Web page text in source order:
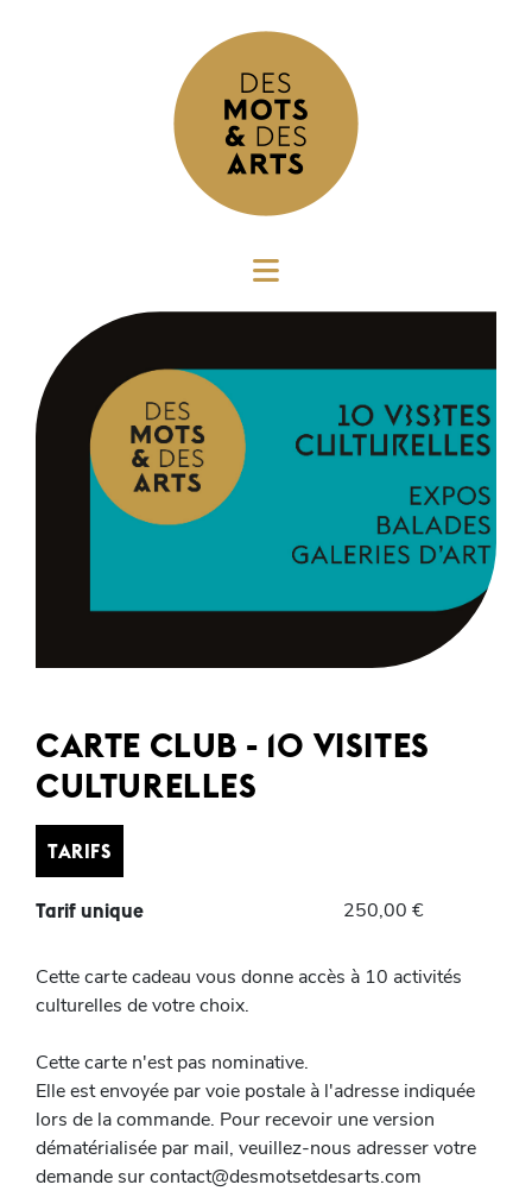
CARTE CLUB - 10 VISITES
CULTURELLES
TARIFS
Tarif unique 250,00 €
Cette carte cadeau vous donne accès à 10 activités
culturelles de votre choix.
Cette carte n'est pas nominative.
Elle est envoyée par voie postale à l'adresse indiquée
lors de la commande. Pour recevoir une version
dématérialisée par mail, veuillez-nous adresser votre
demande sur contact@desmotsetdesarts.com